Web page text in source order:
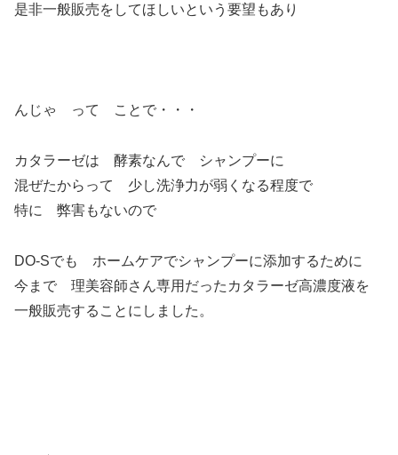
是非一般販売をしてほしいという要望もあり
んじゃ って ことで・・・
カタラーゼは 酵素なんで シャンプーに
混ぜたからって 少し洗浄力が弱くなる程度で
特に 弊害もないので
DO-Sでも ホームケアでシャンプーに添加するために
今まで 理美容師さん専用だったカタラーゼ高濃度液を
一般販売することにしました。